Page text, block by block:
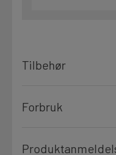
Tilbehør
Forbruk